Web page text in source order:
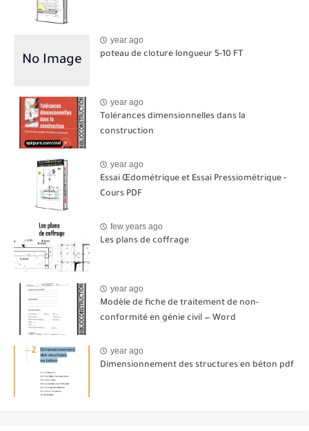
year ago
poteau de cloture longueur 5-10 FT
year ago
Tolérances dimensionnelles dans la
construction
year ago
Essai Œdométrique et Essai Pressiométrique -
Cours PDF
few years ago
Les plans de coffrage
year ago
Modèle de fiche de traitement de non-
conformité en génie civil — Word
year ago
Dimensionnement des structures en béton pdf